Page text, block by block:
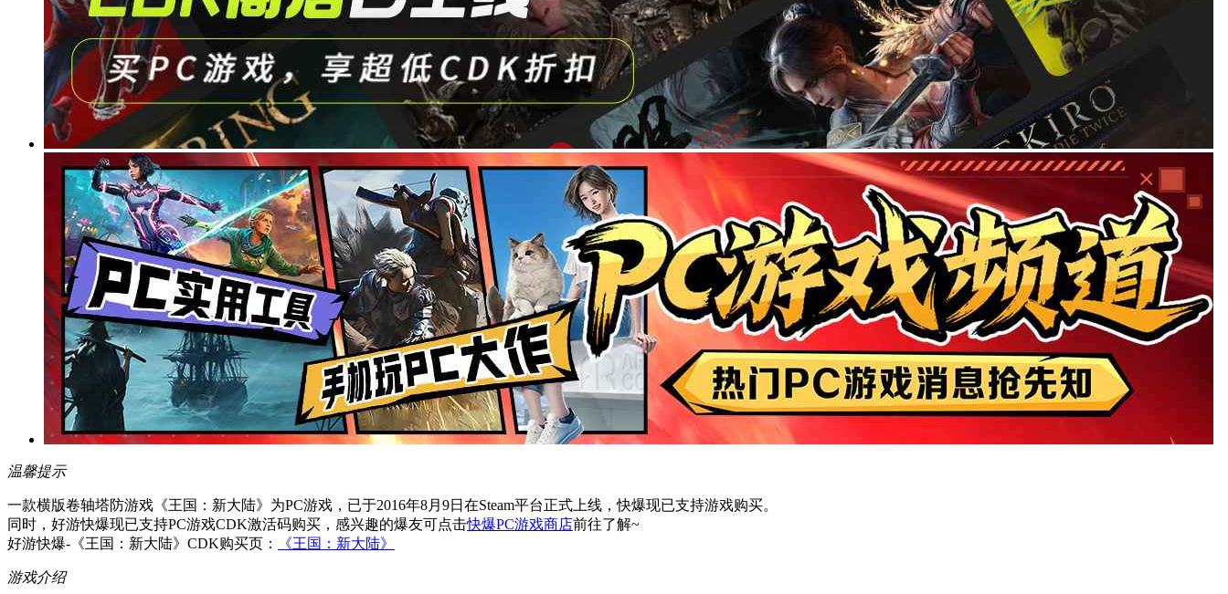
温馨提示
一款横版卷轴塔防游戏《王国：新大陆》为PC游戏，已于2016年8月9日在Steam平台正式上线，快爆现已支持游戏购买。
同时，好游快爆现已支持PC游戏CDK激活码购买，感兴趣的爆友可点击快爆PC游戏商店前往了解~
好游快爆-《王国：新大陆》CDK购买页：
《王国：新大陆》
游戏介绍